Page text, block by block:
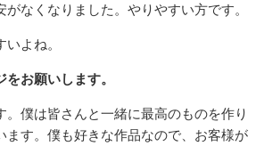
がなくなりました。やりやすい方です。
よね。
お願いします。
僕は皆さんと一緒に最高のものを作り
ます。僕も好きな作品なので、お客様が